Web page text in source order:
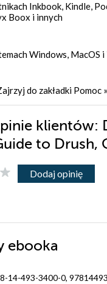
Inkbook, Kindle,
Boox i innych
Windows, MacOS i
do zakładki Pomoc »
klientów:
to Drush,
Dodaj opinię
ebooka
14-493-3400-0,